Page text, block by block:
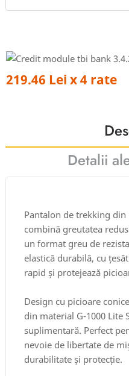
219.46 Lei x 4 rate
Detalii
Pantalon de trekking
combină greutatea
un format greu de
elastică durabilă, cu
rapid și protejează
Design cu picioare
din material G-1000 Lite
suplimentară. Perfect
nevoie de libertate de
durabilitate și protecție.